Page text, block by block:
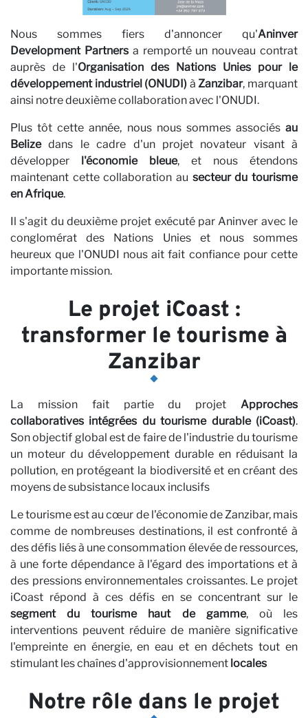
Nous sommes fiers d'annoncer qu'Aninver
Development Partnersa remporté un nouveau contrat
auprès de l'Organisation des Nations Unies pour le
développement industriel (ONUDI) àZanzibar, marquant
ainsi notre deuxième collaboration avec l'ONUDI.
Plus tôt cette année, nous nous sommes associés au
Belizedans le cadre d'un projet novateur visant à
développer
l'économie bleue, et nous étendons
maintenant cette collaboration au secteur du tourisme
en Afrique.
Il s'agit du deuxième projet exécuté par Aninver avec le
conglomérat des Nations Unies et nous sommes
heureux que l'ONUDI nous ait fait confiance pour cette
importante mission.
Le projet iCoast :
transformer le tourisme à
Zanzibar
La mission fait partie du projet Approches
collaboratives intégrées du tourisme durable (iCoast).
Son objectif global est de faire de l'industrie du tourisme
un moteur du développement durable en réduisant la
pollution, en protégeant la biodiversité et en créant des
moyens de subsistance locaux inclusifs
Le tourisme est au cœur de l'économie de Zanzibar, mais
comme de nombreuses destinations, il est confronté à
des défis liés à une consommation élevée de ressources,
à une forte dépendance à l'égard des importations et à
des pressions environnementales croissantes. Le projet
iCoast répond à ces défis en se concentrant sur le
segment du tourisme haut de gamme, où les
interventions peuvent réduire de manière significative
l'empreinte en énergie, en eau et en déchets tout en
stimulant les chaînes d'approvisionnement locales
Notre rôle dans le projet